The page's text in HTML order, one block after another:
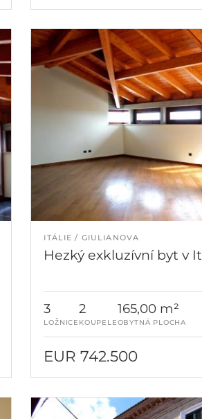
ITÁLIE GIULIANOVA
Hezký exkluzívní byt v
3
LOŽNICE
2
KOUPELE
165,00 m²
OBYTNÁ PLOCHA
EUR 742.500